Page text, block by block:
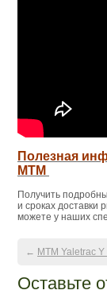
Полезная
МТМ
Получить
и сроках доставки
можете у наших
← МТМ Yaletrac Y
Оставьте